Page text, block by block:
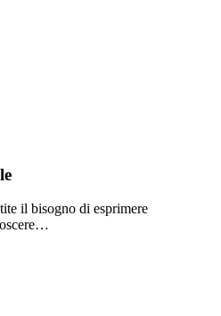
il bisogno di esprimere